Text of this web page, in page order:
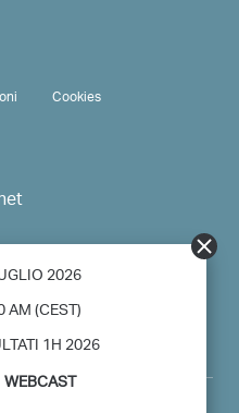
2026
AM (CEST)
1H 2026
WEBCAST
Cookies